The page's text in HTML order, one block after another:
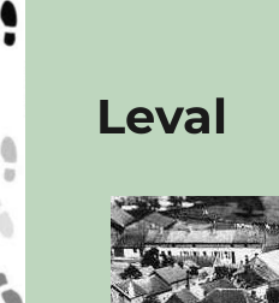
Leval